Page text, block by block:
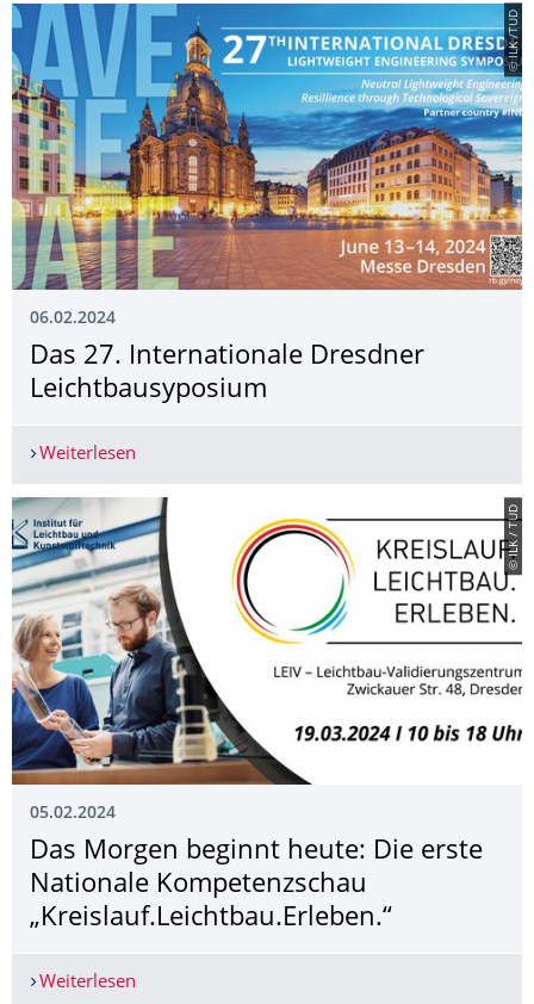
© ILK /TUD
06.02.2024
Das 27. Internationale Dresdner
Leichtbausyposium
Weiterlesen
© ILK / TUD
05.02.2024
Das Morgen beginnt heute: Die erste
Nationale Kompetenzschau
„Kreislauf.Leichtbau.Erleben.“
Weiterlesen